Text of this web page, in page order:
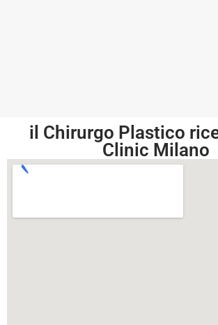
il Chirurgo Plastico
Clinic Milano